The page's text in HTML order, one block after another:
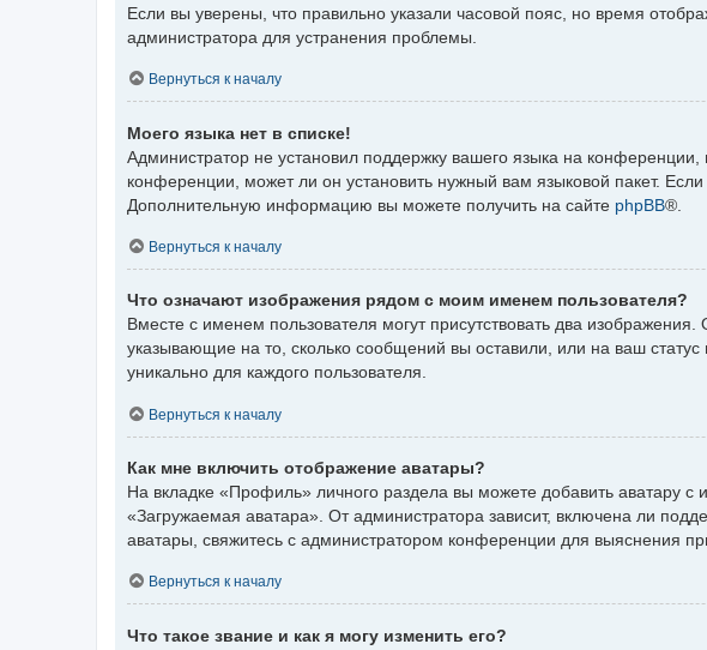
Если вы уверены, что правильно указали часовой пояс, но время
администратора для устранения проблемы.
Вернуться к началу
Моего языка нет в списке!
Администратор не установил поддержку вашего языка на
конференции, может ли он установить нужный вам языковой пакет.
Дополнительную информацию вы можете получить на сайте phpBB®.
Вернуться к началу
Что означают изображения рядом с моим именем пользователя?
Вместе с именем пользователя могут присутствовать два
указывающие на то, сколько сообщений вы оставили, или на ваш
уникально для каждого пользователя.
Вернуться к началу
Как мне включить отображение аватары?
На вкладке «Профиль» личного раздела вы можете добавить аватару
«Загружаемая аватара». От администратора зависит, включена ли
аватары, свяжитесь с администратором конференции для выяснения
Вернуться к началу
Что такое звание и как я могу изменить его?